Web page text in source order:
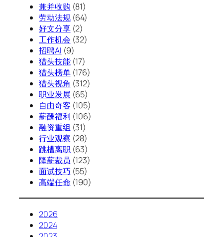
兼并收购 (81)
劳动法规(64)
好文分享(2)
工作机会 (32)
招聘AI (9)
猎头技能(17)
猎头榜单(176)
猎头视角 (312)
职业发展 (65)
自由奇客 (105)
薪酬福利 (106)
融资重组 (31)
行业观察 (28)
跳槽离职(63)
降薪裁员 (123)
面试技巧 (55)
高端任命 (190)
2026
2024